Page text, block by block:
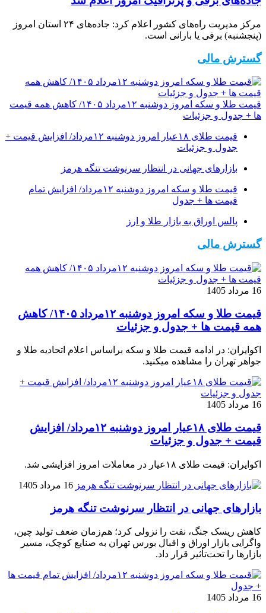
مرکز مدیریت راه‌های کشور اعلام کرد: جاده‌های ۲۴ استان امروز
(پنجشنبه) برفی یا بارانی است.
گسترش مالی
قیمت طلا و سکه امروز دوشنبه ۱۲مرداد ۱۴۰۵/ کاهش همه قیمت
ها + جدول و جزئیات
قیمت طلای ۱۸عیار امروز دوشنبه ۱۲مرداد/ افزایش قیمت +
جدول و جزئیات
بازارهای جهانی در انتظار سرنوشت تنگه هرمز
قیمت طلا و سکه امروز دوشنبه ۱۲مرداد/ افزایش تمام
قیمت ها + جدول
پالس اوراق به بازار طلا و ارز
گسترش مالی
16 مرداد 1405
قیمت طلا و سکه امروز دوشنبه ۱۲مرداد ۱۴۰۵/ کاهش
همه قیمت ها + جدول و جزئیات
اکوایران: در ادامه قیمت طلا و سکه براساس اعلام اتحادیه طلا و
جواهر تهران را مشاهده میکنید.
16 مرداد 1405
قیمت طلای ۱۸عیار امروز دوشنبه ۱۲مرداد/ افزایش
قیمت + جدول و جزئیات
اکوایران: قیمت طلای ۱۸عیار در معاملات امروز افزایشی شد.
16 مرداد 1405
بازارهای جهانی در انتظار سرنوشت تنگه هرمز
کاهش ریسک جنگ، نفت را نزولی کرد؛ هم‌زمان ضعف تولید چین،
واگرایی بازار اوراق و اقبال بورس تهران به صنایع کوچک، مسیر
بازارها را تحت‌تأثیر قرار داد.
16 مرداد 1405